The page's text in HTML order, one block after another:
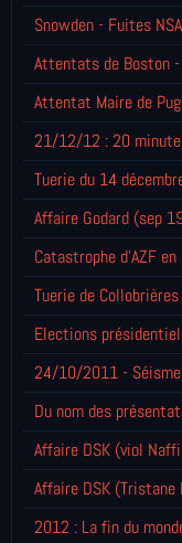
Snowden - Fuites
Attentats de Boston
Attentat Maire de
21/12/12 : 20
Tuerie du 14
Affaire Godard (sep
Catastrophe d'AZF en
Tuerie de
Elections
24/10/2011 - Séisme
Du nom des
Affaire DSK (viol
Affaire DSK (Tristane
2012 : La fin du